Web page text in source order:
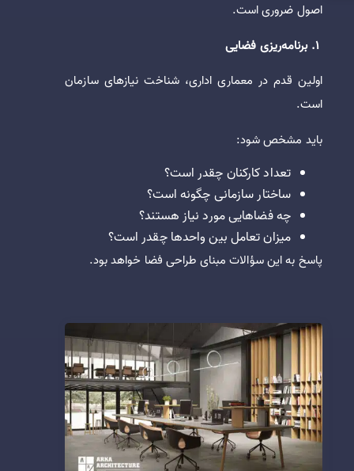
اصول ضروری است.
1. برنامه‌ریزی فضایی
اولین قدم در معماری اداری، شناخت نیازهای سازمان
است.
باید مشخص شود:
تعداد کارکنان چقدر است؟
ساختار سازمانی چگونه است؟
چه فضاهایی مورد نیاز هستند؟
میزان تعامل بین واحدها چقدر است؟
پاسخ به این سؤالات مبنای طراحی فضا خواهد بود.